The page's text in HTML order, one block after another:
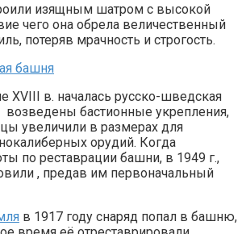
изящным шатром с высокой
чего она обрела величественный
потеряв мрачность и строгость.
XVIII в. началась русско-шведская
возведены бастионные укрепления,
увеличили в размерах для
орудий. Когда
по реставрации башни, в 1949 г.,
, предав им первоначальный
в 1917 году снаряд попал в башню,